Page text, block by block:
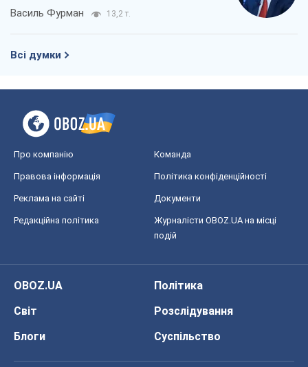
Василь Фурман 13,2 т.
Всі думки
Про компанію Команда
Правова інформація Політика конфіденційності
Реклама на сайті Документи
Редакційна політика
Журналісти OBOZ.UA на місці
подій
OBOZ.UA
Політика
Світ
Розслідування
Блоги
Суспільство